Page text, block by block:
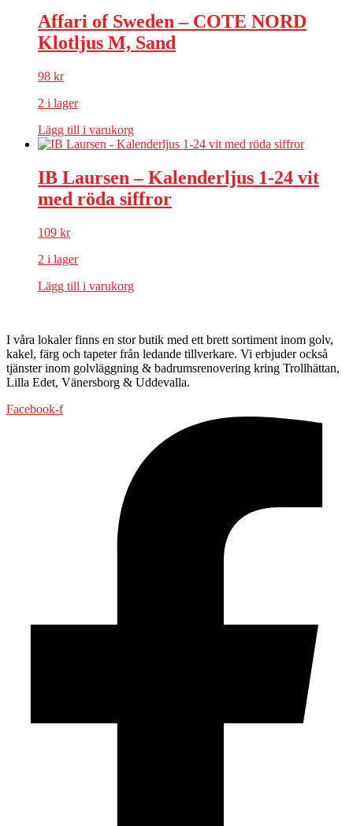
Affari of Sweden – COTE NORD
Klotljus M, Sand
98 kr
2 i lager
Lägg till i varukorg
IB Laursen – Kalenderljus 1-24 vit
med röda siffror
109 kr
2 i lager
Lägg till i varukorg
I våra lokaler finns en stor butik med ett brett sortiment inom golv,
kakel, färg och tapeter från ledande tillverkare. Vi erbjuder också
tjänster inom golvläggning & badrumsrenovering kring Trollhättan,
Lilla Edet, Vänersborg & Uddevalla.
Facebook-f